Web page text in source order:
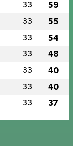
33 59
33 55
33 54
33 48
33 40
33 40
33 37